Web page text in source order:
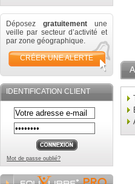
Déposez gratuitement une
veille par secteur d’activité et
par zone géographique.
CRÉER UNE ALERTE
IDENTIFICATION CLIENT
Mot de passe oublié?